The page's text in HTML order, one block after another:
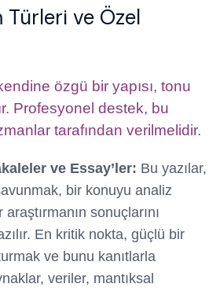
Türleri ve Özel
özgü bir yapısı, tonu
Profesyonel destek, bu
tarafından verilmelidir.
ve Essay’ler: Bu yazılar,
bir konuyu analiz
sonuçlarını
En kritik nokta, güçlü bir
ve bunu kanıtlarla
veriler, mantıksal